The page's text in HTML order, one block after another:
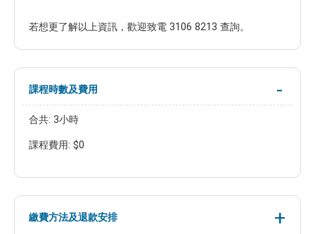
若想更了解以上資訊，歡迎致電 3106 8213 查詢。
課程時數及費用
合共: 3小時
課程費用: $0
繳費方法及退款安排